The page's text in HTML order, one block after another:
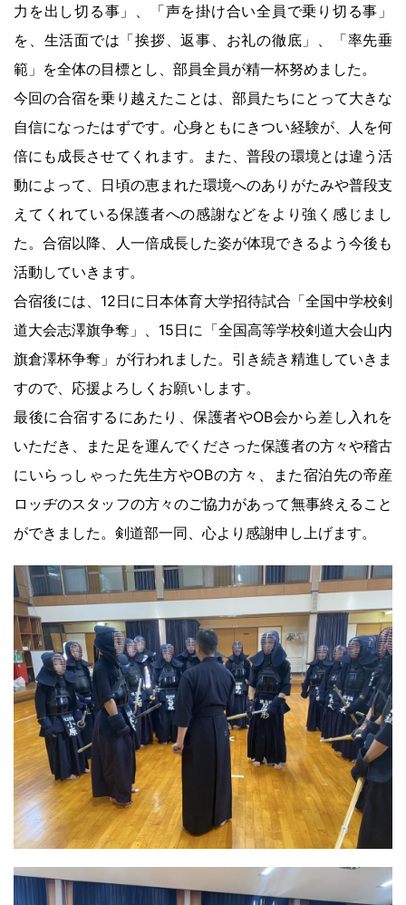
力を出し切る事」、「声を掛け合い全員で乗り切る事」
を、生活面では「挨拶、返事、お礼の徹底」、「率先垂
範」を全体の目標とし、部員全員が精一杯努めました。
今回の合宿を乗り越えたことは、部員たちにとって大きな
自信になったはずです。心身ともにきつい経験が、人を何
倍にも成長させてくれます。また、普段の環境とは違う活
動によって、日頃の恵まれた環境へのありがたみや普段支
えてくれている保護者への感謝などをより強く感じまし
た。合宿以降、人一倍成長した姿が体現できるよう今後も
活動していきます。
合宿後には、12日に日本体育大学招待試合「全国中学校剣
道大会志澤旗争奪」、15日に「全国高等学校剣道大会山内
旗倉澤杯争奪」が行われました。引き続き精進していきま
すので、応援よろしくお願いします。
最後に合宿するにあたり、保護者やOB会から差し入れを
いただき、また足を運んでくださった保護者の方々や稽古
にいらっしゃった先生方やOBの方々、また宿泊先の帝産
ロッヂのスタッフの方々のご協力があって無事終えること
ができました。剣道部一同、心より感謝申し上げます。